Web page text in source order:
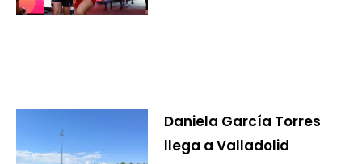
Daniela García Torres
llega a Valladolid